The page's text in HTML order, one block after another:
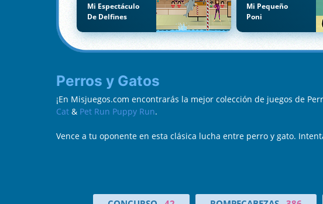
Mi Espectáculo
De Delfines
Mi Pequeño
Poni
Perros y Gatos
¡En Misjuegos.com encontrarás la mejor colección de juegos de
Cat & Pet Run Puppy Run.
Vence a tu oponente en esta clásica lucha entre perro y gato.